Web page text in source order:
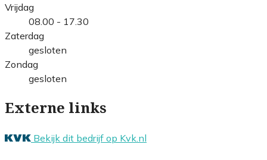
Vrijdag
08.00 - 17.30
Zaterdag
gesloten
Zondag
gesloten
Externe links
Bekijk dit bedrijf op Kvk.nl